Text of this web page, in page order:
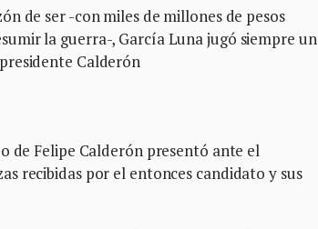
de ser -con miles de millones de pesos
la guerra-, García Luna jugó siempre un
Calderón
de Felipe Calderón presentó ante el
recibidas por el entonces candidato y sus